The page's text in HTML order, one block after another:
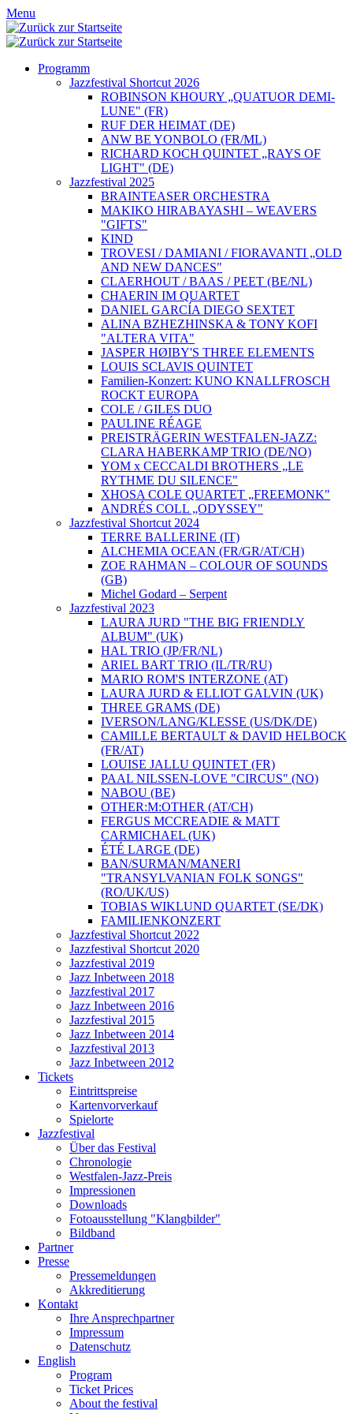
Menu
Programm
Jazzfestival Shortcut 2026
ROBINSON KHOURY „QUATUOR DEMI-
LUNE" (FR)
RUF DER HEIMAT (DE)
ANW BE YONBOLO (FR/ML)
RICHARD KOCH QUINTET „RAYS OF
LIGHT" (DE)
Jazzfestival 2025
BRAINTEASER ORCHESTRA
MAKIKO HIRABAYASHI – WEAVERS
"GIFTS"
KIND
TROVESI / DAMIANI / FIORAVANTI „OLD
AND NEW DANCES"
CLAERHOUT / BAAS / PEET (BE/NL)
CHAERIN IM QUARTET
DANIEL GARCÍA DIEGO SEXTET
ALINA BZHEZHINSKA & TONY KOFI
"ALTERA VITA"
JASPER HØIBY'S THREE ELEMENTS
LOUIS SCLAVIS QUINTET
Familien-Konzert: KUNO KNALLFROSCH
ROCKT EUROPA
COLE / GILES DUO
PAULINE RÉAGE
PREISTRÄGERIN WESTFALEN-JAZZ:
CLARA HABERKAMP TRIO (DE/NO)
YOM x CECCALDI BROTHERS „LE
RYTHME DU SILENCE"
XHOSA COLE QUARTET „FREEMONK"
ANDRÉS COLL „ODYSSEY"
Jazzfestival Shortcut 2024
TERRE BALLERINE (IT)
ALCHEMIA OCEAN (FR/GR/AT/CH)
ZOE RAHMAN – COLOUR OF SOUNDS
(GB)
Michel Godard – Serpent
Jazzfestival 2023
LAURA JURD "THE BIG FRIENDLY
ALBUM" (UK)
HAL TRIO (JP/FR/NL)
ARIEL BART TRIO (IL/TR/RU)
MARIO ROM'S INTERZONE (AT)
LAURA JURD & ELLIOT GALVIN (UK)
THREE GRAMS (DE)
IVERSON/LANG/KLESSE (US/DK/DE)
CAMILLE BERTAULT & DAVID HELBOCK
(FR/AT)
LOUISE JALLU QUINTET (FR)
PAAL NILSSEN-LOVE "CIRCUS" (NO)
NABOU (BE)
OTHER:M:OTHER (AT/CH)
FERGUS MCCREADIE & MATT
CARMICHAEL (UK)
ÉTÉ LARGE (DE)
BAN/SURMAN/MANERI
"TRANSYLVANIAN FOLK SONGS"
(RO/UK/US)
TOBIAS WIKLUND QUARTET (SE/DK)
FAMILIENKONZERT
Jazzfestival Shortcut 2022
Jazzfestival Shortcut 2020
Jazzfestival 2019
Jazz Inbetween 2018
Jazzfestival 2017
Jazz Inbetween 2016
Jazzfestival 2015
Jazz Inbetween 2014
Jazzfestival 2013
Jazz Inbetween 2012
Tickets
Eintrittspreise
Kartenvorverkauf
Spielorte
Jazzfestival
Über das Festival
Chronologie
Westfalen-Jazz-Preis
Impressionen
Downloads
Fotoausstellung "Klangbilder"
Bildband
Partner
Presse
Pressemeldungen
Akkreditierung
Kontakt
Ihre Ansprechpartner
Impressum
Datenschutz
English
Program
Ticket Prices
About the festival